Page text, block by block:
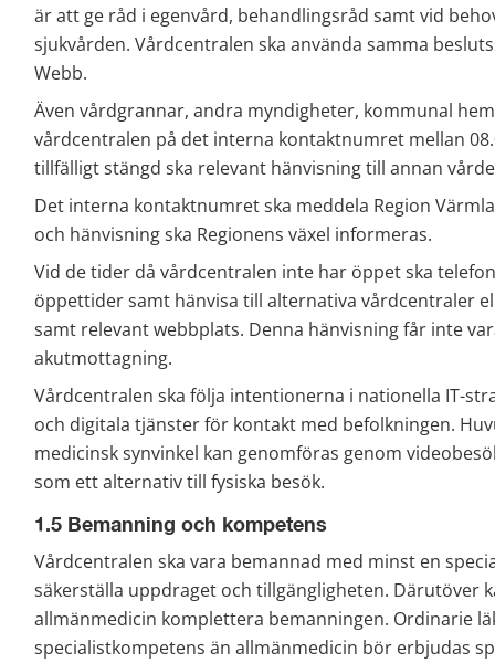
är att ge råd i egenvård, behandlingsråd samt vid
sjukvården. Vårdcentralen ska använda samma
Webb.
Även vårdgrannar, andra myndigheter, kommunal
vårdcentralen på det interna kontaktnumret mellan
tillfälligt stängd ska relevant hänvisning till annan
Det interna kontaktnumret ska meddela Region
och hänvisning ska Regionens växel informeras.
Vid de tider då vårdcentralen inte har öppet ska
öppettider samt hänvisa till alternativa vårdcentraler
samt relevant webbplats. Denna hänvisning får inte
akutmottagning.
Vårdcentralen ska följa intentionerna i nationella IT-
och digitala tjänster för kontakt med befolkningen.
medicinsk synvinkel kan genomföras genom
som ett alternativ till fysiska besök.
1.5 Bemanning och kompetens
Vårdcentralen ska vara bemannad med minst en
säkerställa uppdraget och tillgängligheten. Därutöver
allmänmedicin komplettera bemanningen. Ordinarie
specialistkompetens än allmänmedicin bör erbjudas